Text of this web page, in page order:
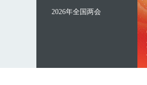
2026年全国两会